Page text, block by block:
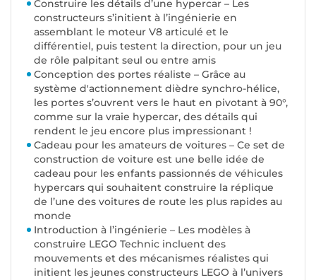
Construire les détails d’une hypercar – Les
constructeurs s’initient à l’ingénierie en
assemblant le moteur V8 articulé et le
différentiel, puis testent la direction, pour un jeu
de rôle palpitant seul ou entre amis
Conception des portes réaliste – Grâce au
système d'actionnement dièdre synchro-hélice,
les portes s’ouvrent vers le haut en pivotant à 90°,
comme sur la vraie hypercar, des détails qui
rendent le jeu encore plus impressionant !
Cadeau pour les amateurs de voitures – Ce set de
construction de voiture est une belle idée de
cadeau pour les enfants passionnés de véhicules
hypercars qui souhaitent construire la réplique
de l’une des voitures de route les plus rapides au
monde
Introduction à l’ingénierie – Les modèles à
construire LEGO Technic incluent des
mouvements et des mécanismes réalistes qui
initient les jeunes constructeurs LEGO à l’univers